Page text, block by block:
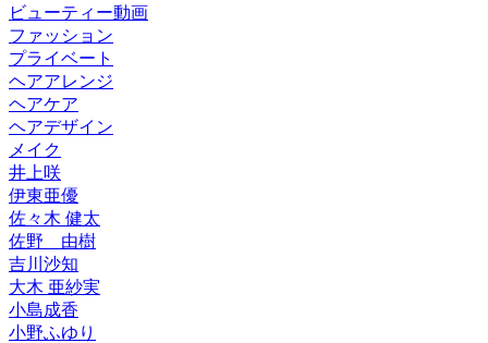
ビューティー動画
ファッション
プライベート
ヘアアレンジ
ヘアケア
ヘアデザイン
メイク
井上咲
伊東亜優
佐々木 健太
佐野 由樹
吉川沙知
大木 亜紗実
小島成香
小野ふゆり